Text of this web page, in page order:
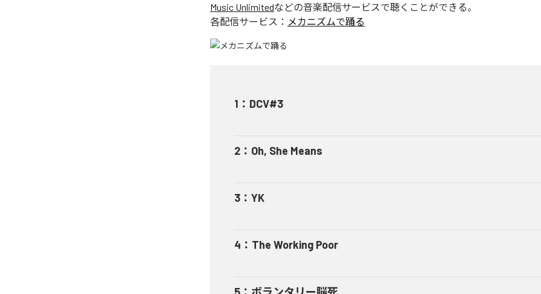
Music Unlimitedなどの音楽配信サービスで聴くことができる。
各配信サービス： メカニズムで踊る
1 ： DCV#3
2 ： Oh, She Means
3 ： YK
4 ： The Working Poor
5 ： ボランタリー脳死